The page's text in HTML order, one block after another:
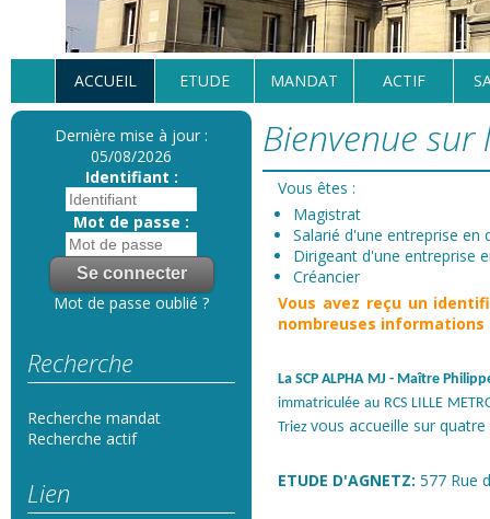
ACCUEIL ETUDE MANDAT ACTIF
Dernière mise à jour :
05/08/2026
Identifiant :
Mot de passe :
Mot de passe oublié ?
Recherche
Recherche mandat
Recherche actif
Lien
Bienvenue sur
Vous êtes :
Magistrat
Salarié d'une entreprise en
Dirigeant d'une entreprise
Créancier
Vous avez reçu un
nombreuses
La SCP ALPHA MJ - Maître
immatriculée au RCS LILLE
Triez vous accueille sur quatre
ETUDE D'AGNETZ: 577 Rue